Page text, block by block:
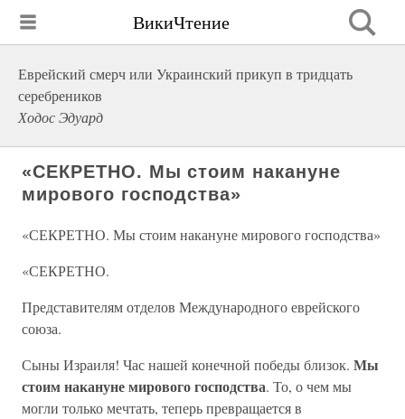
ВикиЧтение
Еврейский смерч или Украинский прикуп в тридцать
серебреников
Ходос Эдуард
«СЕКРЕТНО. Мы стоим накануне
мирового господства»
«СЕКРЕТНО. Мы стоим накануне мирового господства»
«СЕКРЕТНО.
Представителям отделов Международного еврейского
союза.
Сыны Израиля! Час нашей конечной победы близок. Мы
стоим накануне мирового господства. То, о чем мы
могли только мечтать, теперь превращается в